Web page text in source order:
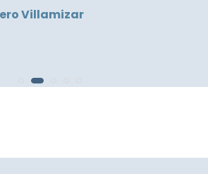
Poema del Viernes # 181